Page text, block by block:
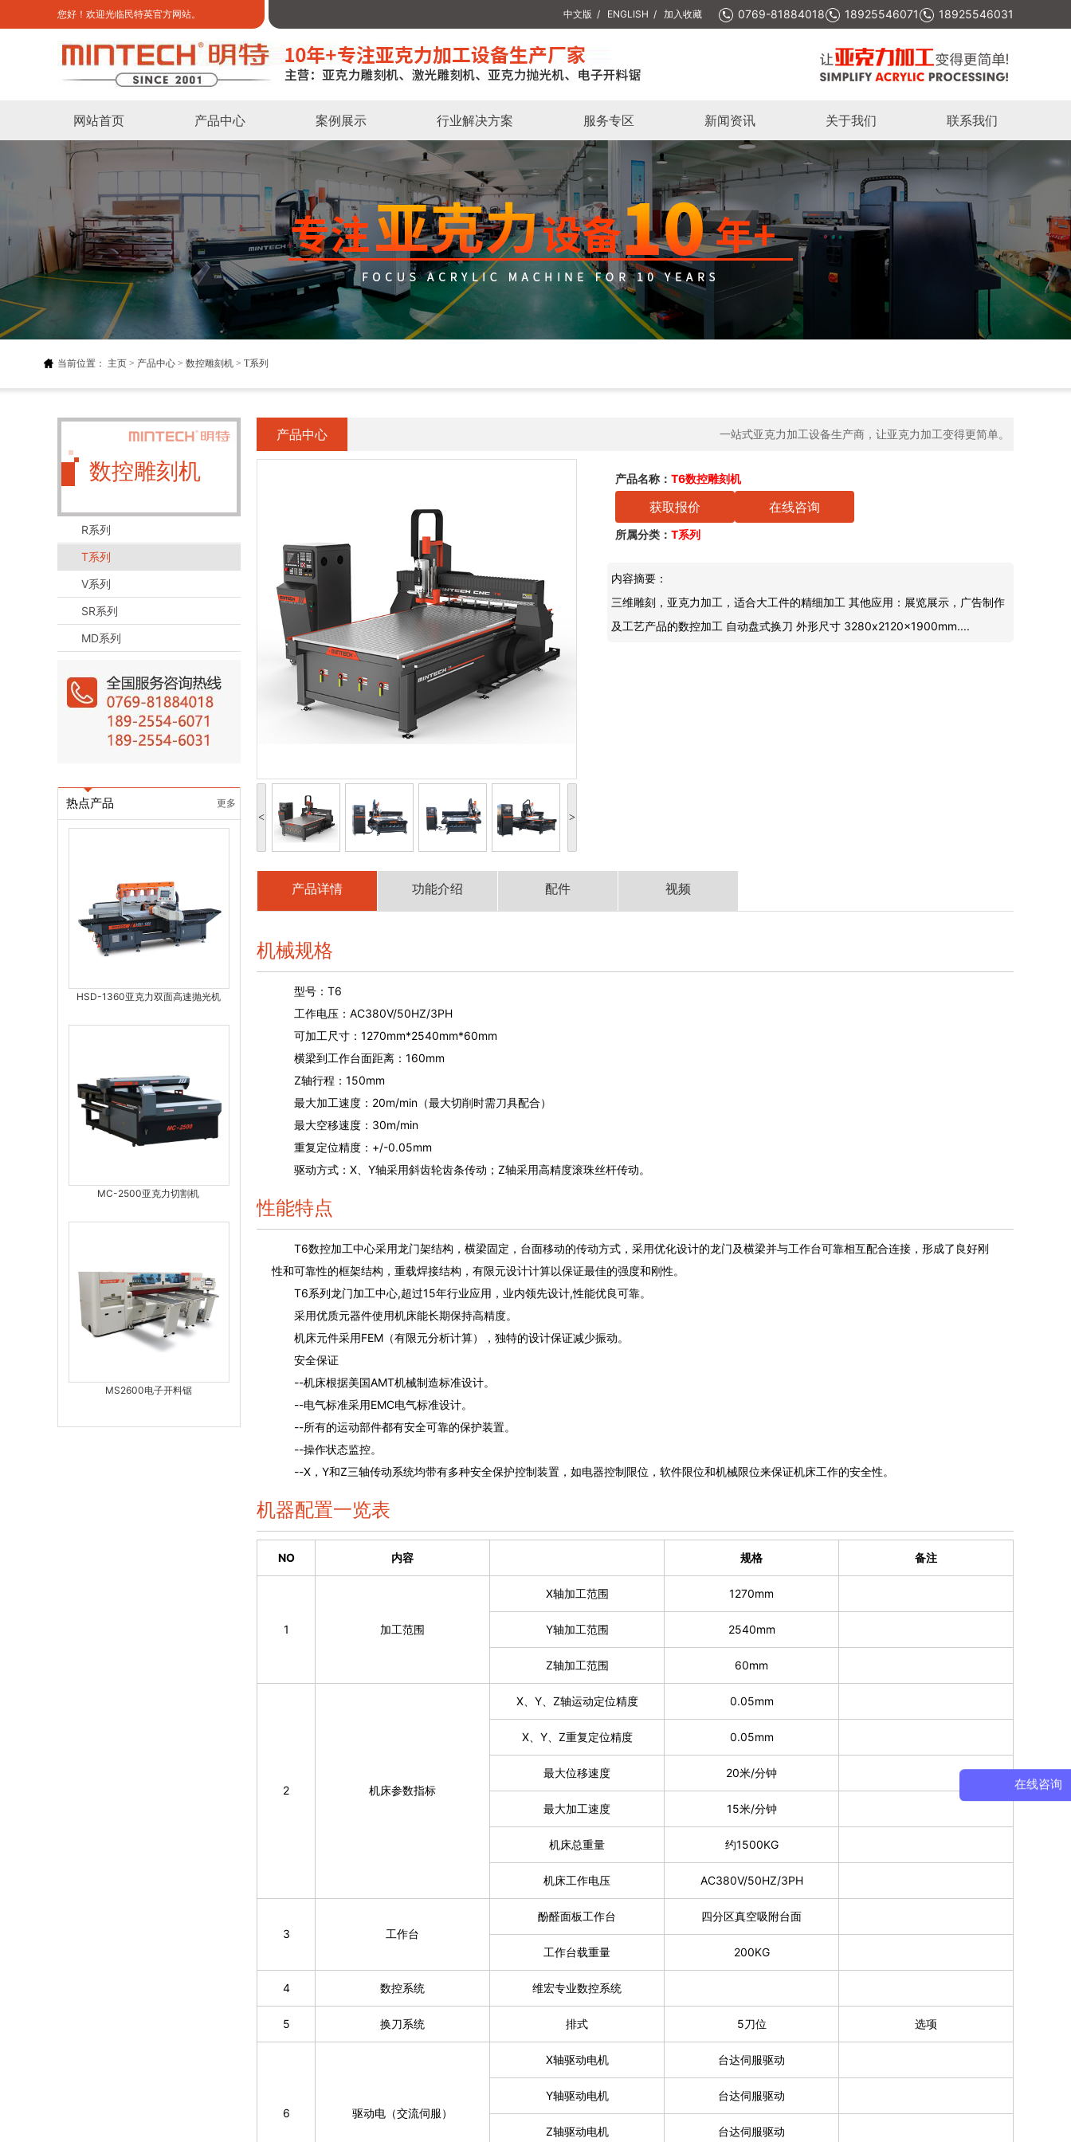
您好！欢迎光临民特英官方网站。 18925546031
18925546071
0769-81884018
中文版 / ENGLISH / 加入收藏
网站首页 产品中心 案例展示 行业解决方案 服务专区 新闻资讯 关于我们 联系我们
当前位置： 主页 > 产品中心 > 数控雕刻机 > T系列
数控雕刻机
R系列
T系列
V系列
SR系列
MD系列
热点产品 更多
HSD-1360亚克力双面高速抛光机
MC-2500亚克力切割机
MS2600电子开料锯
产品中心 一站式亚克力加工设备生产商，让亚克力加工变得更简单。
< >
产品名称： T6数控雕刻机
获取报价 在线咨询
所属分类： T系列
内容摘要：
三维雕刻，亚克力加工，适合大工件的精细加工 其他应用：展览展示，广告制作
及工艺产品的数控加工 自动盘式换刀 外形尺寸 3280x2120x1900mm....
产品详情 功能介绍 配件 视频
机械规格
型号：T6
工作电压：AC380V/50HZ/3PH
可加工尺寸：1270mm*2540mm*60mm
横梁到工作台面距离：160mm
Z轴行程：150mm
最大加工速度：20m/min（最大切削时需刀具配合）
最大空移速度：30m/min
重复定位精度：+/-0.05mm
驱动方式：X、Y轴采用斜齿轮齿条传动；Z轴采用高精度滚珠丝杆传动。
性能特点
T6数控加工中心采用龙门架结构，横梁固定，台面移动的传动方式，采用优化设计的龙门及横梁并与工作台可靠相互配合连接，形成了良好刚
性和可靠性的框架结构，重载焊接结构，有限元设计计算以保证最佳的强度和刚性。
T6系列龙门加工中心,超过15年行业应用，业内领先设计,性能优良可靠。
采用优质元器件使用机床能长期保持高精度。
机床元件采用FEM（有限元分析计算），独特的设计保证减少振动。
安全保证
--机床根据美国AMT机械制造标准设计。
--电气标准采用EMC电气标准设计。
--所有的运动部件都有安全可靠的保护装置。
--操作状态监控。
--X，Y和Z三轴传动系统均带有多种安全保护控制装置，如电器控制限位，软件限位和机械限位来保证机床工作的安全性。
机器配置一览表
NO 内容 规格 备注
1 加工范围
X轴加工范围 1270mm
Y轴加工范围 2540mm
Z轴加工范围 60mm
2 机床参数指标
X、Y、Z轴运动定位精度 0.05mm
X、Y、Z重复定位精度 0.05mm
最大位移速度 20米/分钟
最大加工速度 15米/分钟
机床总重量 约1500KG
机床工作电压 AC380V/50HZ/3PH
3 工作台
酚醛面板工作台 四分区真空吸附台面
工作台载重量 200KG
4 数控系统 维宏专业数控系统
5 换刀系统 排式 5刀位 选项
6 驱动电（交流伺服）
X轴驱动电机 台达伺服驱动
Y轴驱动电机 台达伺服驱动
Z轴驱动电机 台达伺服驱动
在线咨询